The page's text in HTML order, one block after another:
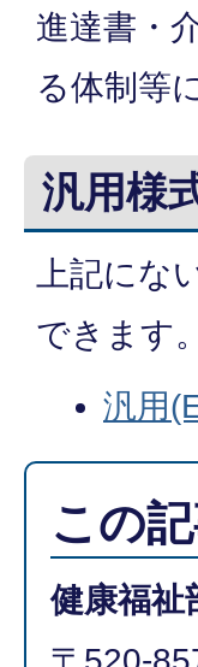
進達書・
る体制等
汎用様
上記にな
できます。
汎用
この
健康福祉